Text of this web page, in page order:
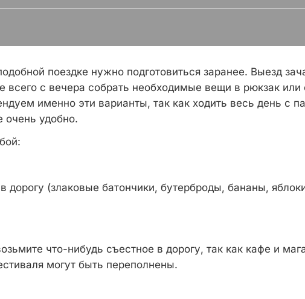
поездке нужно подготовиться заранее. Выезд
всего с вечера собрать необходимые вещи в рюкзак или
именно эти варианты, так как ходить весь день с
очень удобно.
дорогу (злаковые батончики, бутерброды, бананы,
что-нибудь съестное в дорогу, так как кафе и
могут быть переполнены.